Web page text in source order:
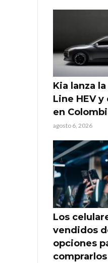
Kia lanza
Line HEV
en
agosto 6, 2026
Los
vendidos
opciones